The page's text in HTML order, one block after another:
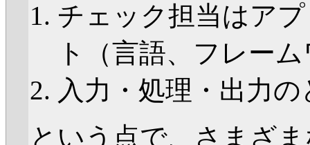
チェック担当はア
ト（言語、フレー
入力・処理・出力
という点で、さまざ